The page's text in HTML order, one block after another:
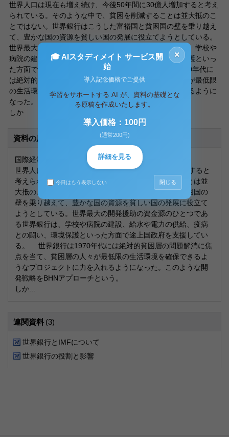
世界人口は現在も増え続け、今後50年間に30億人増加すると考え
られている。そのような中で、貧困を削減することは並大抵のこ
とではない。世界銀行はこうした富裕国と貧困国の壁を乗り越え
て、豊かな国の資源を貧しい国の発展に役立てようとしている。
世界最大の開発援助の資金源のひとつである世界銀行は、学校や
病院の建設、給水や電力の供給、疫病との闘い、環境保護といっ
た方面で途上国政府を支援している。 世界銀行は1970年代に
は絶対的貧困層の問題解消に焦点を当て、貧困層の人々が最低限
の生活環境を確保できるようなプロジェクトに力を入れるように
なった。このような開発戦略をBHNアプローチという。
しか
資料の原本内容
国際経済論
世界人口は現在も増え続け、今後50年間に30億人増加すると
考えられている。そのような中で、貧困を削減することは並
大抵のことではない。世界銀行はこうした富裕国と貧困国の
壁を乗り越えて、豊かな国の資源を貧しい国の発展に役立て
ようとしている。世界最大の開発援助の資金源のひとつであ
る世界銀行は、学校や病院の建設、給水や電力の供給、疫病
との闘い、環境保護といった方面で途上国政府を支援してい
る。 世界銀行は1970年代には絶対的貧困層の問題解消に焦
点を当て、貧困層の人々が最低限の生活環境を確保できるよ
うなプロジェクトに力を入れるようになった。このような開
発戦略をBHNアプローチという。
しか...
連関資料 (3)
世界銀行とIMFについて
世界銀行の役割と影響
×
🎓 AIスタディメイト サービス開
始
導入記念価格でご提供
学習をサポートする AI が、資料の基礎とな
る原稿を作成いたします。
導入価格：100円
(通常200円)
詳細を見る
今日はもう表示しない 閉じる